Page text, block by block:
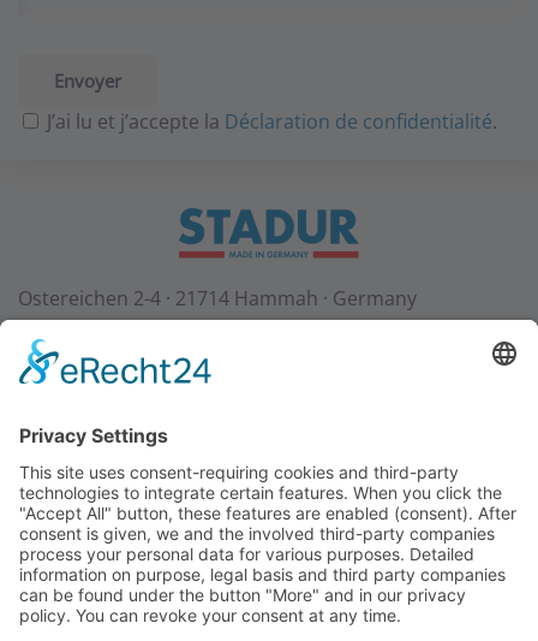
J’ai lu et j’accepte la Déclaration de confidentialité.
Ostereichen 2-4 · 21714 Hammah · Germany
Contact Téléchargements
CGV
+49 (0) 4144 - 234 0
+49 (0) 4144 - 234 100
stadur@stadur.com
Heures d’ouverture:
Lu-Jeu:
7:30 - 16:30